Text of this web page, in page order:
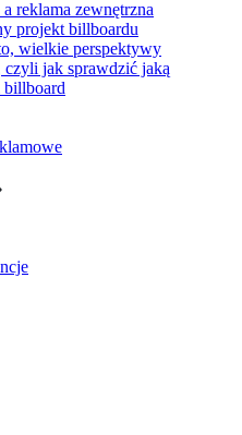
reklama zewnętrzna
projekt billboardu
wielkie perspektywy
jak sprawdzić jaką
billboard